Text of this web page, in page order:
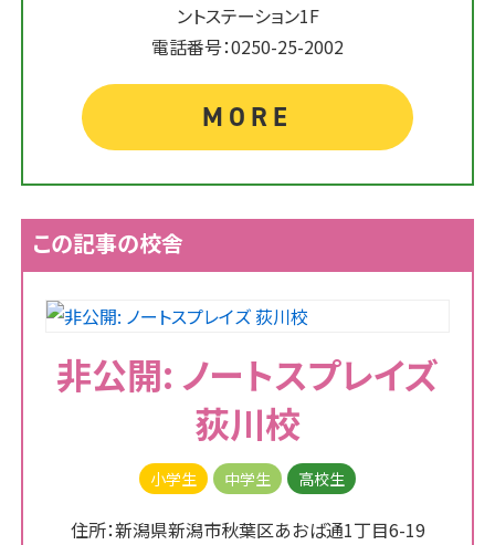
ントステーション1F
電話番号：0250-25-2002
MORE
この記事の校舎
非公開: ノートスプレイズ
荻川校
小学生 中学生 高校生
住所：新潟県新潟市秋葉区あおば通1丁目6-19